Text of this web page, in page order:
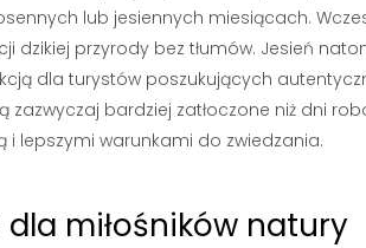
lub jesiennych miesiącach.
dzikiej przyrody bez tłumów. Jesień
dla turystów poszukujących
bardziej zatłoczone niż dni
lepszymi warunkami do zwiedzania.
miłośników natury